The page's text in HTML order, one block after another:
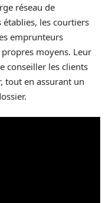
réseau de
établies, les courtiers
emprunteurs
moyens. Leur
conseiller les clients
tout en assurant un